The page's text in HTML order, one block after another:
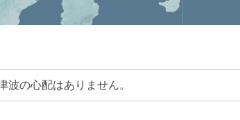
波の心配はありません。